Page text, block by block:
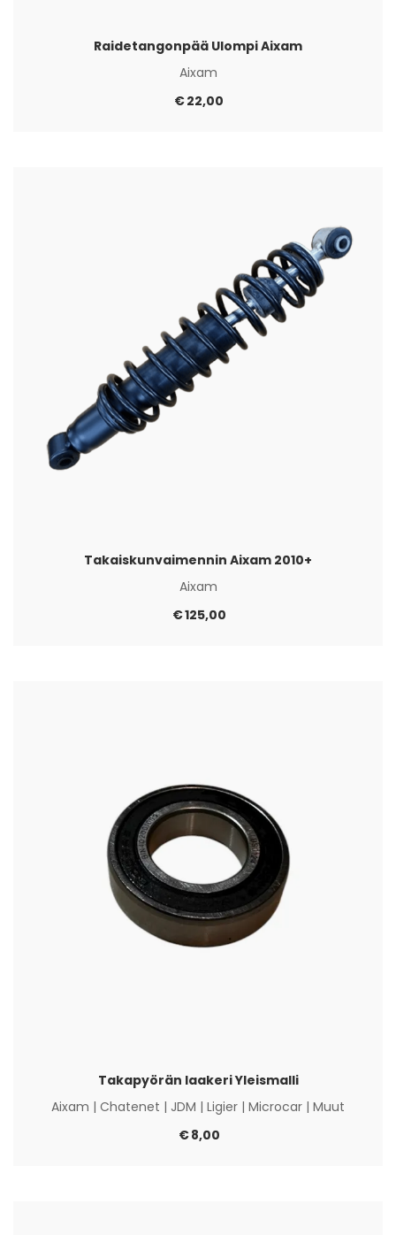
Raidetangonpää Ulompi Aixam
Aixam
€22,00
Takaiskunvaimennin Aixam 2010+
Aixam
€125,00
Takapyörän laakeri Yleismalli
Aixam | Chatenet | JDM | Ligier | Microcar | Muut
€8,00